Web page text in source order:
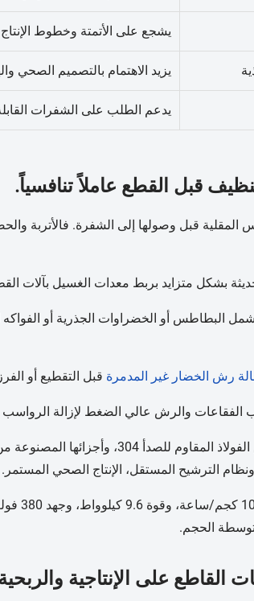
يشجع على الأتمتة وخطوط
يزيد الاهتمام بالتصميم الصحي
يدعم الطلب على الشفرات
قبل القطع عاملاً تنافسياً.
المقلية قبل وصولها إلى الشفرة. فالأتربة
بشكل متزايد بربط معدات الغسيل بآلات
البطاطس أو الخضراوات الجذرية أو الفواكه
رش الخضار غير المدمرة قبل التقطيع أو
الفقاعات والرش عالي الضغط لإزالة الرواسب
الترشيح المستقل، الإنتاج الصحي المستمر.
الحجم.
القاطع على الإنتاجية